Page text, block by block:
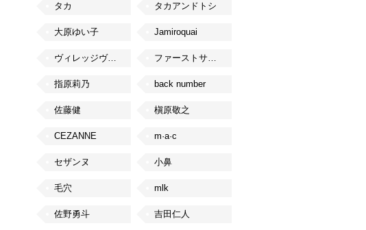
タカ タカアンドトシ
大原ゆい子 Jamiroquai
ヴィレッジヴァンガード ファーストサマーウイカ
指原莉乃 back number
佐藤健 槇原敬之
CEZANNE m·a·c
セザンヌ 小鼻
毛穴 mlk
佐野勇斗 吉田仁人